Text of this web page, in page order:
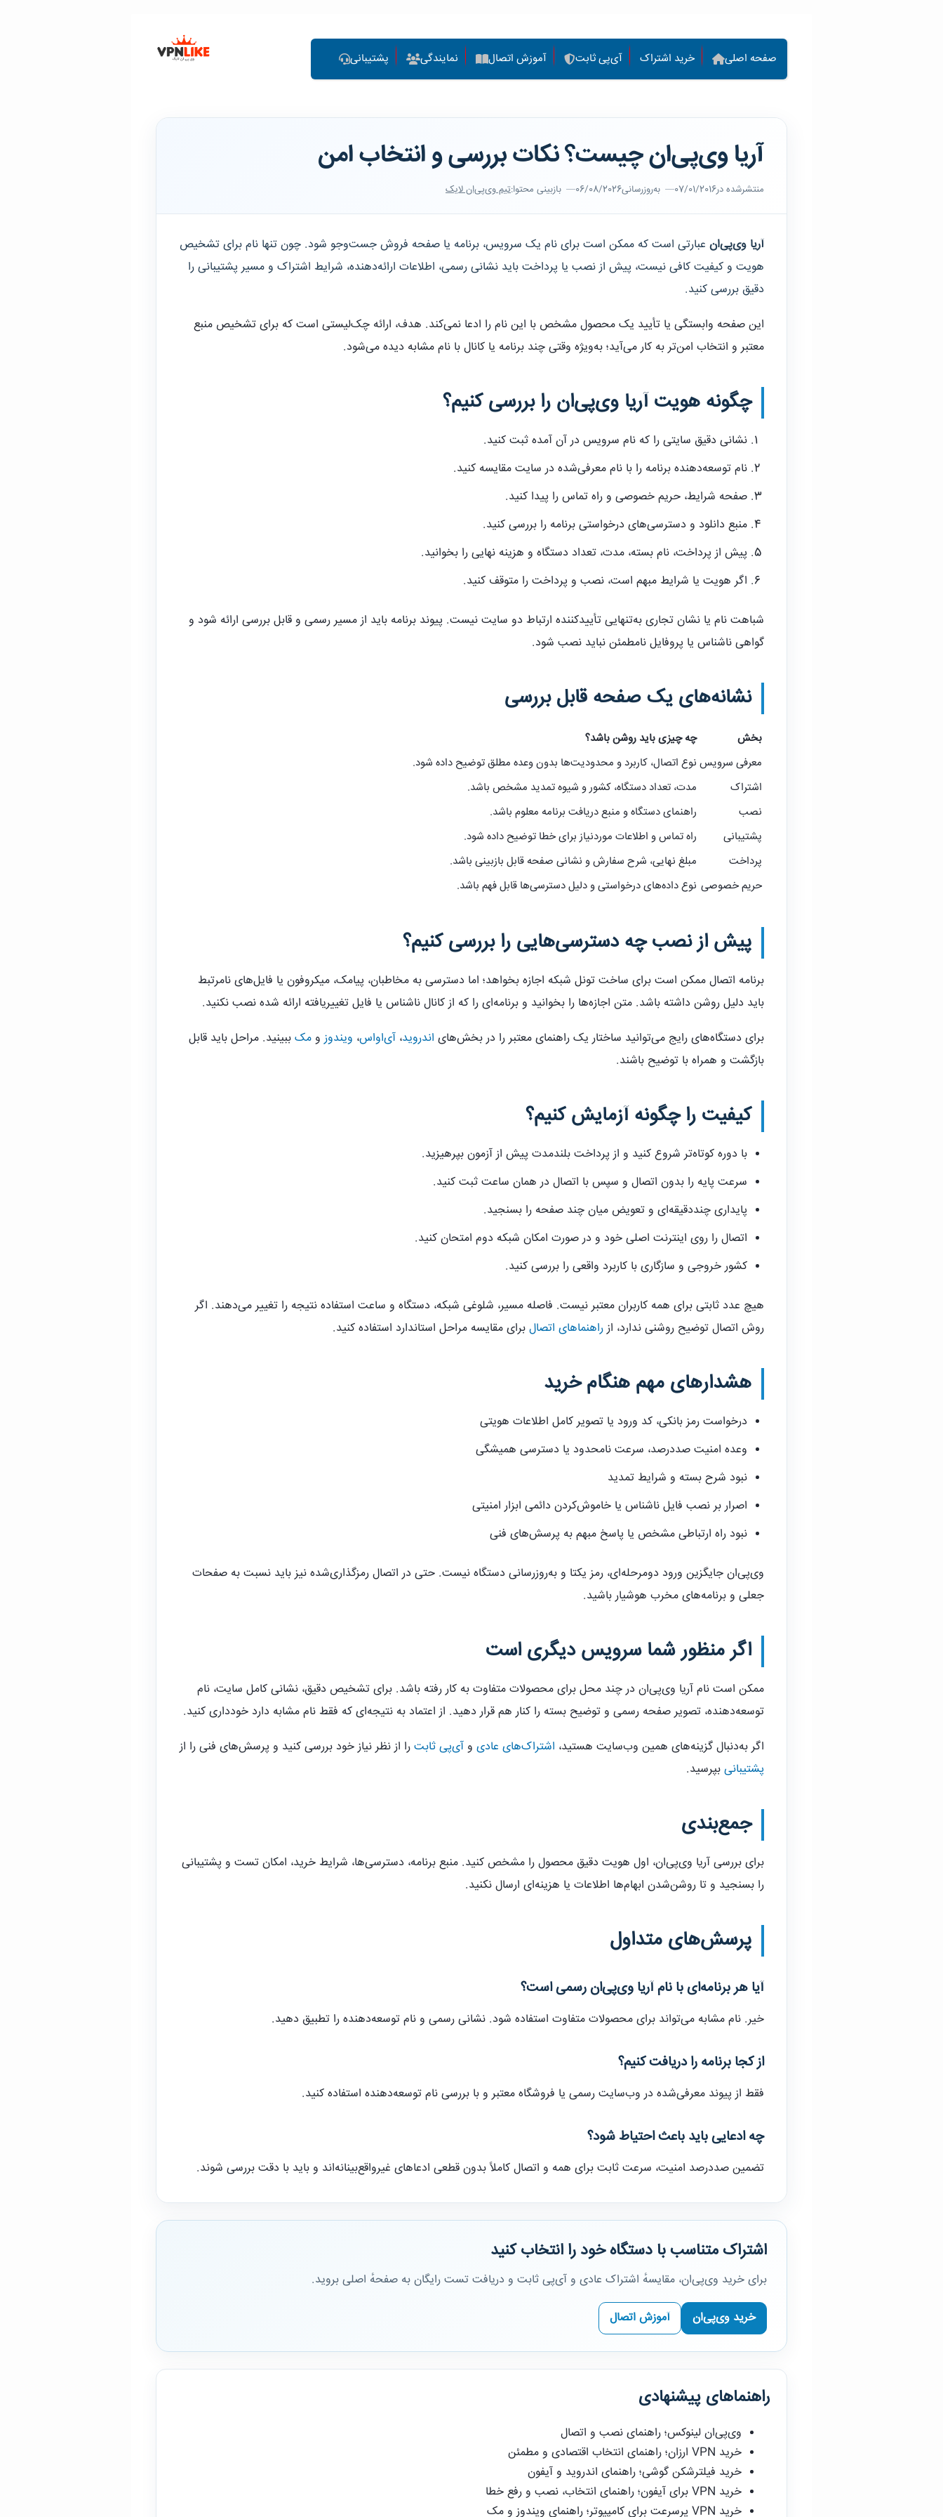
صفحه اصلی خرید اشتراک آی‌پی ثابت آموزش اتصال نمایندگی پشتیبانی
آریا وی‌پی‌ان چیست؟ نکات بررسی و انتخاب امن
منتشرشده در07/01/2016 به‌روزرسانی06/08/2026 بازبینی محتوا:تیم وی‌پی‌ان لایک
آریا وی‌پی‌ان عبارتی است که ممکن است برای نام یک سرویس، برنامه یا صفحه فروش جست‌وجو شود. چون تنها نام برای تشخیص
هویت و کیفیت کافی نیست، پیش از نصب یا پرداخت باید نشانی رسمی، اطلاعات ارائه‌دهنده، شرایط اشتراک و مسیر پشتیبانی را
دقیق بررسی کنید.
این صفحه وابستگی یا تأیید یک محصول مشخص با این نام را ادعا نمی‌کند. هدف، ارائه چک‌لیستی است که برای تشخیص منبع
معتبر و انتخاب امن‌تر به کار می‌آید؛ به‌ویژه وقتی چند برنامه یا کانال با نام مشابه دیده می‌شود.
چگونه هویت آریا وی‌پی‌ان را بررسی کنیم؟
نشانی دقیق سایتی را که نام سرویس در آن آمده ثبت کنید.
نام توسعه‌دهنده برنامه را با نام معرفی‌شده در سایت مقایسه کنید.
صفحه شرایط، حریم خصوصی و راه تماس را پیدا کنید.
منبع دانلود و دسترسی‌های درخواستی برنامه را بررسی کنید.
پیش از پرداخت، نام بسته، مدت، تعداد دستگاه و هزینه نهایی را بخوانید.
اگر هویت یا شرایط مبهم است، نصب و پرداخت را متوقف کنید.
شباهت نام یا نشان تجاری به‌تنهایی تأییدکننده ارتباط دو سایت نیست. پیوند برنامه باید از مسیر رسمی و قابل بررسی ارائه شود و
گواهی ناشناس یا پروفایل نامطمئن نباید نصب شود.
نشانه‌های یک صفحه قابل بررسی
بخش
چه چیزی باید روشن باشد؟
معرفی سرویس نوع اتصال، کاربرد و محدودیت‌ها بدون وعده مطلق توضیح داده شود.
اشتراک
مدت، تعداد دستگاه، کشور و شیوه تمدید مشخص باشد.
نصب
راهنمای دستگاه و منبع دریافت برنامه معلوم باشد.
پشتیبانی
راه تماس و اطلاعات موردنیاز برای خطا توضیح داده شود.
پرداخت
مبلغ نهایی، شرح سفارش و نشانی صفحه قابل بازبینی باشد.
حریم خصوصی نوع داده‌های درخواستی و دلیل دسترسی‌ها قابل فهم باشد.
پیش از نصب چه دسترسی‌هایی را بررسی کنیم؟
برنامه اتصال ممکن است برای ساخت تونل شبکه اجازه بخواهد؛ اما دسترسی به مخاطبان، پیامک، میکروفون یا فایل‌های نامرتبط
باید دلیل روشن داشته باشد. متن اجازه‌ها را بخوانید و برنامه‌ای را که از کانال ناشناس یا فایل تغییر‌یافته ارائه شده نصب نکنید.
برای دستگاه‌های رایج می‌توانید ساختار یک راهنمای معتبر را در بخش‌های اندروید، آی‌اواس، ویندوزو مک ببینید. مراحل باید قابل
بازگشت و همراه با توضیح باشند.
کیفیت را چگونه آزمایش کنیم؟
با دوره کوتاه‌تر شروع کنید و از پرداخت بلندمدت پیش از آزمون بپرهیزید.
سرعت پایه را بدون اتصال و سپس با اتصال در همان ساعت ثبت کنید.
پایداری چنددقیقه‌ای و تعویض میان چند صفحه را بسنجید.
اتصال را روی اینترنت اصلی خود و در صورت امکان شبکه دوم امتحان کنید.
کشور خروجی و سازگاری با کاربرد واقعی را بررسی کنید.
هیچ عدد ثابتی برای همه کاربران معتبر نیست. فاصله مسیر، شلوغی شبکه، دستگاه و ساعت استفاده نتیجه را تغییر می‌دهند. اگر
روش اتصال توضیح روشنی ندارد، ازراهنماهای اتصال برای مقایسه مراحل استاندارد استفاده کنید.
هشدارهای مهم هنگام خرید
درخواست رمز بانکی، کد ورود یا تصویر کامل اطلاعات هویتی
وعده امنیت صددرصد، سرعت نامحدود یا دسترسی همیشگی
نبود شرح بسته و شرایط تمدید
اصرار بر نصب فایل ناشناس یا خاموش‌کردن دائمی ابزار امنیتی
نبود راه ارتباطی مشخص یا پاسخ مبهم به پرسش‌های فنی
وی‌پی‌ان جایگزین ورود دومرحله‌ای، رمز یکتا و به‌روزرسانی دستگاه نیست. حتی در اتصال رمزگذاری‌شده نیز باید نسبت به صفحات
جعلی و برنامه‌های مخرب هوشیار باشید.
اگر منظور شما سرویس دیگری است
ممکن است نام آریا وی‌پی‌ان در چند محل برای محصولات متفاوت به کار رفته باشد. برای تشخیص دقیق، نشانی کامل سایت، نام
توسعه‌دهنده، تصویر صفحه رسمی و توضیح بسته را کنار هم قرار دهید. از اعتماد به نتیجه‌ای که فقط نام مشابه دارد خودداری کنید.
اگر به‌دنبال گزینه‌های همین وب‌سایت هستید، اشتراک‌های عادی و آی‌پی ثابت را از نظر نیاز خود بررسی کنید و پرسش‌های فنی را از
پشتیبانی بپرسید.
جمع‌بندی
برای بررسی آریا وی‌پی‌ان، اول هویت دقیق محصول را مشخص کنید. منبع برنامه، دسترسی‌ها، شرایط خرید، امکان تست و پشتیبانی
را بسنجید و تا روشن‌شدن ابهام‌ها اطلاعات یا هزینه‌ای ارسال نکنید.
پرسش‌های متداول
آیا هر برنامه‌ای با نام آریا وی‌پی‌ان رسمی است؟
خیر. نام مشابه می‌تواند برای محصولات متفاوت استفاده شود. نشانی رسمی و نام توسعه‌دهنده را تطبیق دهید.
از کجا برنامه را دریافت کنیم؟
فقط از پیوند معرفی‌شده در وب‌سایت رسمی یا فروشگاه معتبر و با بررسی نام توسعه‌دهنده استفاده کنید.
چه ادعایی باید باعث احتیاط شود؟
تضمین صددرصد امنیت، سرعت ثابت برای همه و اتصال کاملاً بدون قطعی ادعاهای غیرواقع‌بینانه‌اند و باید با دقت بررسی شوند.
اشتراک متناسب با دستگاه خود را انتخاب کنید
برای خرید وی‌پی‌ان، مقایسهٔ اشتراک عادی و آی‌پی ثابت و دریافت تست رایگان به صفحهٔ اصلی بروید.
خرید وی‌پی‌ان آموزش اتصال
راهنماهای پیشنهادی
وی‌پی‌ان لینوکس؛ راهنمای نصب و اتصال
خرید VPN ارزان؛ راهنمای انتخاب اقتصادی و مطمئن
خرید فیلترشکن گوشی؛ راهنمای اندروید و آیفون
خرید VPN برای آیفون؛ راهنمای انتخاب، نصب و رفع خطا
خرید VPN پرسرعت برای کامپیوتر؛ راهنمای ویندوز و مک